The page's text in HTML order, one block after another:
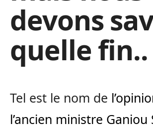
devons
quelle
Tel est le nom de
l’ancien ministre Ganiou